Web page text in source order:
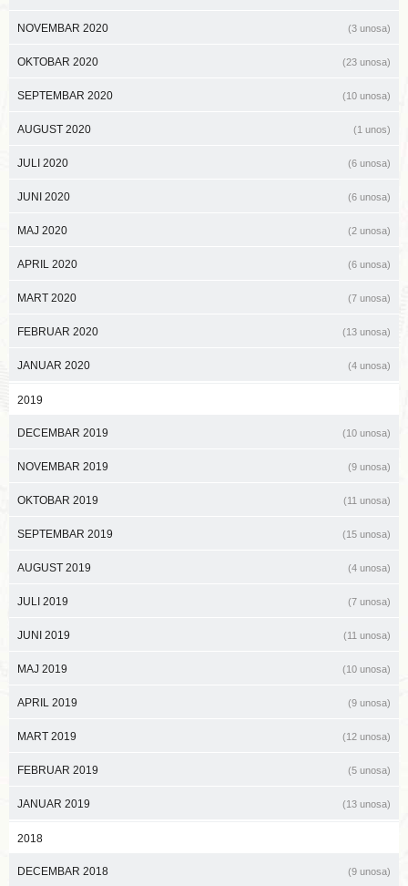
NOVEMBAR 2020 (3 unosa)
OKTOBAR 2020 (23 unosa)
SEPTEMBAR 2020 (10 unosa)
AUGUST 2020 (1 unos)
JULI 2020 (6 unosa)
JUNI 2020 (6 unosa)
MAJ 2020 (2 unosa)
APRIL 2020 (6 unosa)
MART 2020 (7 unosa)
FEBRUAR 2020 (13 unosa)
JANUAR 2020 (4 unosa)
2019
DECEMBAR 2019 (10 unosa)
NOVEMBAR 2019 (9 unosa)
OKTOBAR 2019 (11 unosa)
SEPTEMBAR 2019 (15 unosa)
AUGUST 2019 (4 unosa)
JULI 2019 (7 unosa)
JUNI 2019 (11 unosa)
MAJ 2019 (10 unosa)
APRIL 2019 (9 unosa)
MART 2019 (12 unosa)
FEBRUAR 2019 (5 unosa)
JANUAR 2019 (13 unosa)
2018
DECEMBAR 2018 (9 unosa)